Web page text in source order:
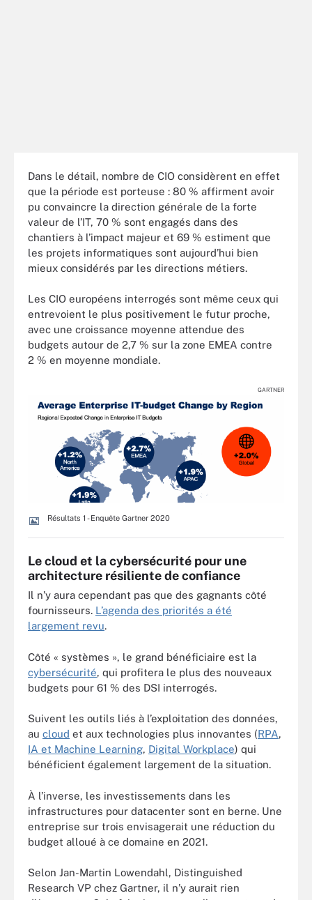
Dans le détail, nombre de CIO considèrent en effet
que la période est porteuse : 80 % affirment avoir
pu convaincre la direction générale de la forte
valeur de l’IT, 70 % sont engagés dans des
chantiers à l’impact majeur et 69 % estiment que
les projets informatiques sont aujourd’hui bien
mieux considérés par les directions métiers.
Les CIO européens interrogés sont même ceux qui
entrevoient le plus positivement le futur proche,
avec une croissance moyenne attendue des
budgets autour de 2,7 % sur la zone EMEA contre
2 % en moyenne mondiale.
GARTNER
Résultats 1 - Enquête Gartner 2020
Le cloud et la cybersécurité pour une
architecture résiliente de confiance
Il n’y aura cependant pas que des gagnants côté
fournisseurs. L’agenda des priorités a été
largement revu.
Côté « systèmes », le grand bénéficiaire est la
cybersécurité, qui profitera le plus des nouveaux
budgets pour 61 % des DSI interrogés.
Suivent les outils liés à l’exploitation des données,
au cloud et aux technologies plus innovantes (RPA,
IA et Machine Learning, Digital Workplace) qui
bénéficient également largement de la situation.
À l’inverse, les investissements dans les
infrastructures pour datacenter sont en berne. Une
entreprise sur trois envisagerait une réduction du
budget alloué à ce domaine en 2021.
Selon Jan-Martin Lowendahl, Distinguished
Research VP chez Gartner, il n’y aurait rien